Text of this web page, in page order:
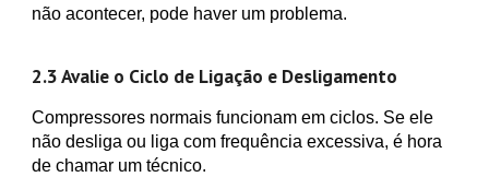
não acontecer, pode haver um problema.
2.3 Avalie o Ciclo de Ligação e Desligamento
Compressores normais funcionam em ciclos. Se ele
não desliga ou liga com frequência excessiva, é hora
de chamar um técnico.